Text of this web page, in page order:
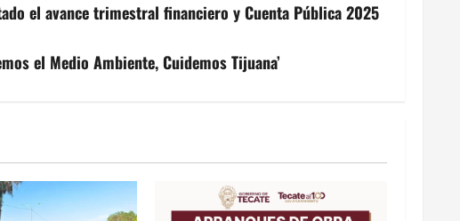
el avance trimestral financiero y Cuenta Pública 2025
el Medio Ambiente, Cuidemos Tijuana’